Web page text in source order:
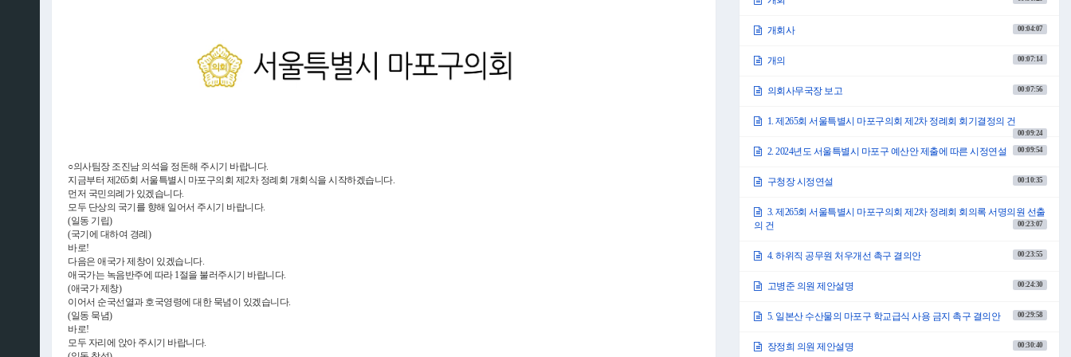
Video
○의사팀장 조진남 의석을 정돈해 주시기 바랍니다.
지금부터 제265회 서울특별시 마포구의회 제2차 정례회 개회식을 시작하겠습니다.
먼저 국민의례가 있겠습니다.
모두 단상의 국기를 향해 일어서 주시기 바랍니다.
(일동 기립)
(국기에 대하여 경례)
바로!
다음은 애국가 제창이 있겠습니다.
애국가는 녹음반주에 따라 1절을 불러주시기 바랍니다.
(애국가 제창)
이어서 순국선열과 호국영령에 대한 묵념이 있겠습니다.
(일동 묵념)
바로!
모두 자리에 앉아 주시기 바랍니다.
개회사 00:04:07
개의 00:07:14
의회사무국장 보고 00:07:56
1. 제265회 서울특별시 마포구의회 제2차 정례회 회기결정의 건
00:09:24
2. 2024년도 서울특별시 마포구 예산안 제출에 따른 시정연설 00:09:54
구청장 시정연설 00:10:35
3. 제265회 서울특별시 마포구의회 제2차 정례회 회의록 서명의원 선출
의 건
00:23:07
4. 하위직 공무원 처우개선 촉구 결의안 00:23:55
고병준 의원 제안설명 00:24:30
5. 일본산 수산물의 마포구 학교급식 사용 금지 촉구 결의안 00:29:58
장정희 의원 제안설명 00:30:40